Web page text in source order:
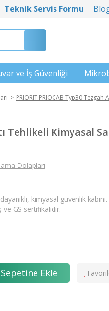
Teknik Servis Formu
ve İş Güvenliği
PRIORIT PRIOCAB Typ30 Tezgah
Tehlikeli Kimyasal
Dolapları
kimyasal güvenlik
GS sertifikalıdır.
Ekle